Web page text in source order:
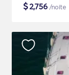
$2,756 /noite